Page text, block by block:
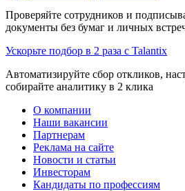
Проверяйте сотрудников и
документы без бумаг и личных
Ускорьте подбор в 2 раза с Talantix
Автоматизируйте сбор откликов,
собирайте аналитику в 2 клика
О компании
Наши вакансии
Партнерам
Реклама на сайте
Новости и статьи
Инвесторам
Кандидаты по профессиям